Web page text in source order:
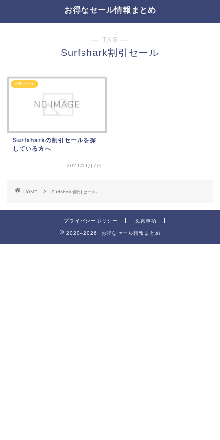
お得なセール情報まとめ
― TAG ―
Surfshark割引セール
割引セール
Surfsharkの割引セールを探
している方へ
2024年4月7日
HOME Surfshark割引セール
プライバシーポリシー 免責事項
2020–2026 お得なセール情報まとめ